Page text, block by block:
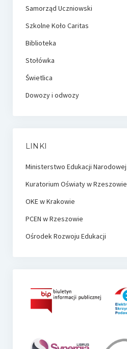
Samorząd Uczniowski
Szkolne Koło Caritas
Biblioteka
Stołówka
Świetlica
Dowozy i odwozy
LINKI
Ministerstwo Edukacji Narodowej
Kuratorium Oświaty w Rzeszowie
OKE w Krakowie
PCEN w Rzeszowie
Ośrodek Rozwoju Edukacji